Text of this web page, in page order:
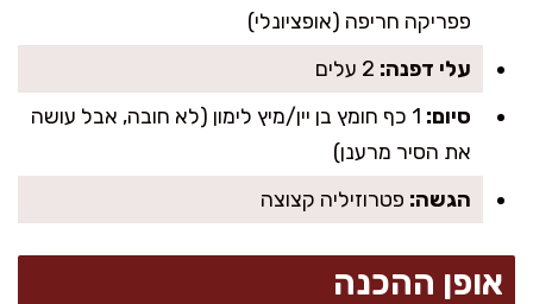
פפריקה חריפה (אופציונלי)
עלי דפנה:
סיום:
1 כף חומץ בן יין/מיץ לימון (לא חובה, אבל עושה
את הסיר מרענן)
הגשה: פטרוזיליה קצוצה
אופן ההכנה